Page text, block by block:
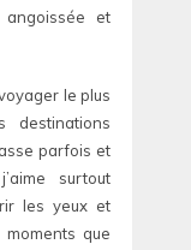
angoissée et
le plus
parfois et
surtout
les yeux et
que